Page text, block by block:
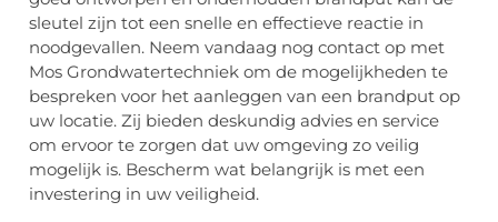
sleutel zijn tot een snelle en effectieve reactie in
noodgevallen. Neem vandaag nog contact op met
Mos Grondwatertechniek om de mogelijkheden te
bespreken voor het aanleggen van een brandput op
uw locatie. Zij bieden deskundig advies en service
om ervoor te zorgen dat uw omgeving zo veilig
mogelijk is. Bescherm wat belangrijk is met een
investering in uw veiligheid.